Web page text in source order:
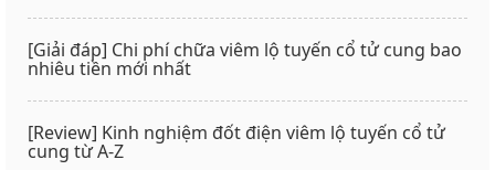
[Giải đáp] Chi phí chữa viêm lộ tuyến cổ tử cung bao
nhiêu tiền mới nhất
[Review] Kinh nghiệm đốt điện viêm lộ tuyến cổ tử
cung từ A-Z